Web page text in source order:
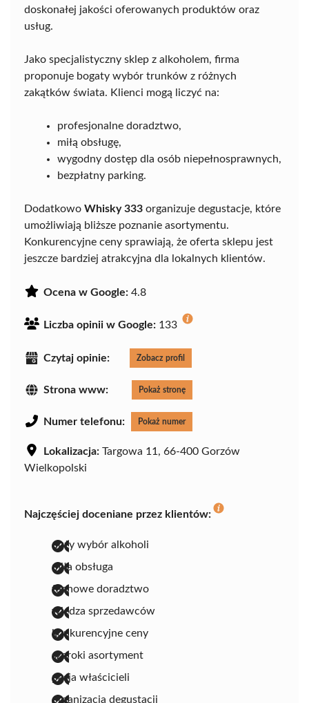
doskonałej jakości oferowanych produktów oraz
usług.
Jako specjalistyczny sklep z alkoholem, firma
proponuje bogaty wybór trunków z różnych
zakątków świata. Klienci mogą liczyć na:
profesjonalne doradztwo,
miłą obsługę,
wygodny dostęp dla osób niepełnosprawnych,
bezpłatny parking.
Dodatkowo Whisky 333 organizuje degustacje, które
umożliwiają bliższe poznanie asortymentu.
Konkurencyjne ceny sprawiają, że oferta sklepu jest
jeszcze bardziej atrakcyjna dla lokalnych klientów.
Ocena w Google: 4.8
Liczba opinii w Google: 133
Czytaj opinie: Zobacz profil
Strona www: Pokaż stronę
Numer telefonu: Pokaż numer
Lokalizacja: Targowa 11, 66-400 Gorzów
Wielkopolski
Najczęściej doceniane przez klientów:
duży wybór alkoholi
miła obsługa
fachowe doradztwo
wiedza sprzedawców
konkurencyjne ceny
szeroki asortyment
pasja właścicieli
organizacja degustacji